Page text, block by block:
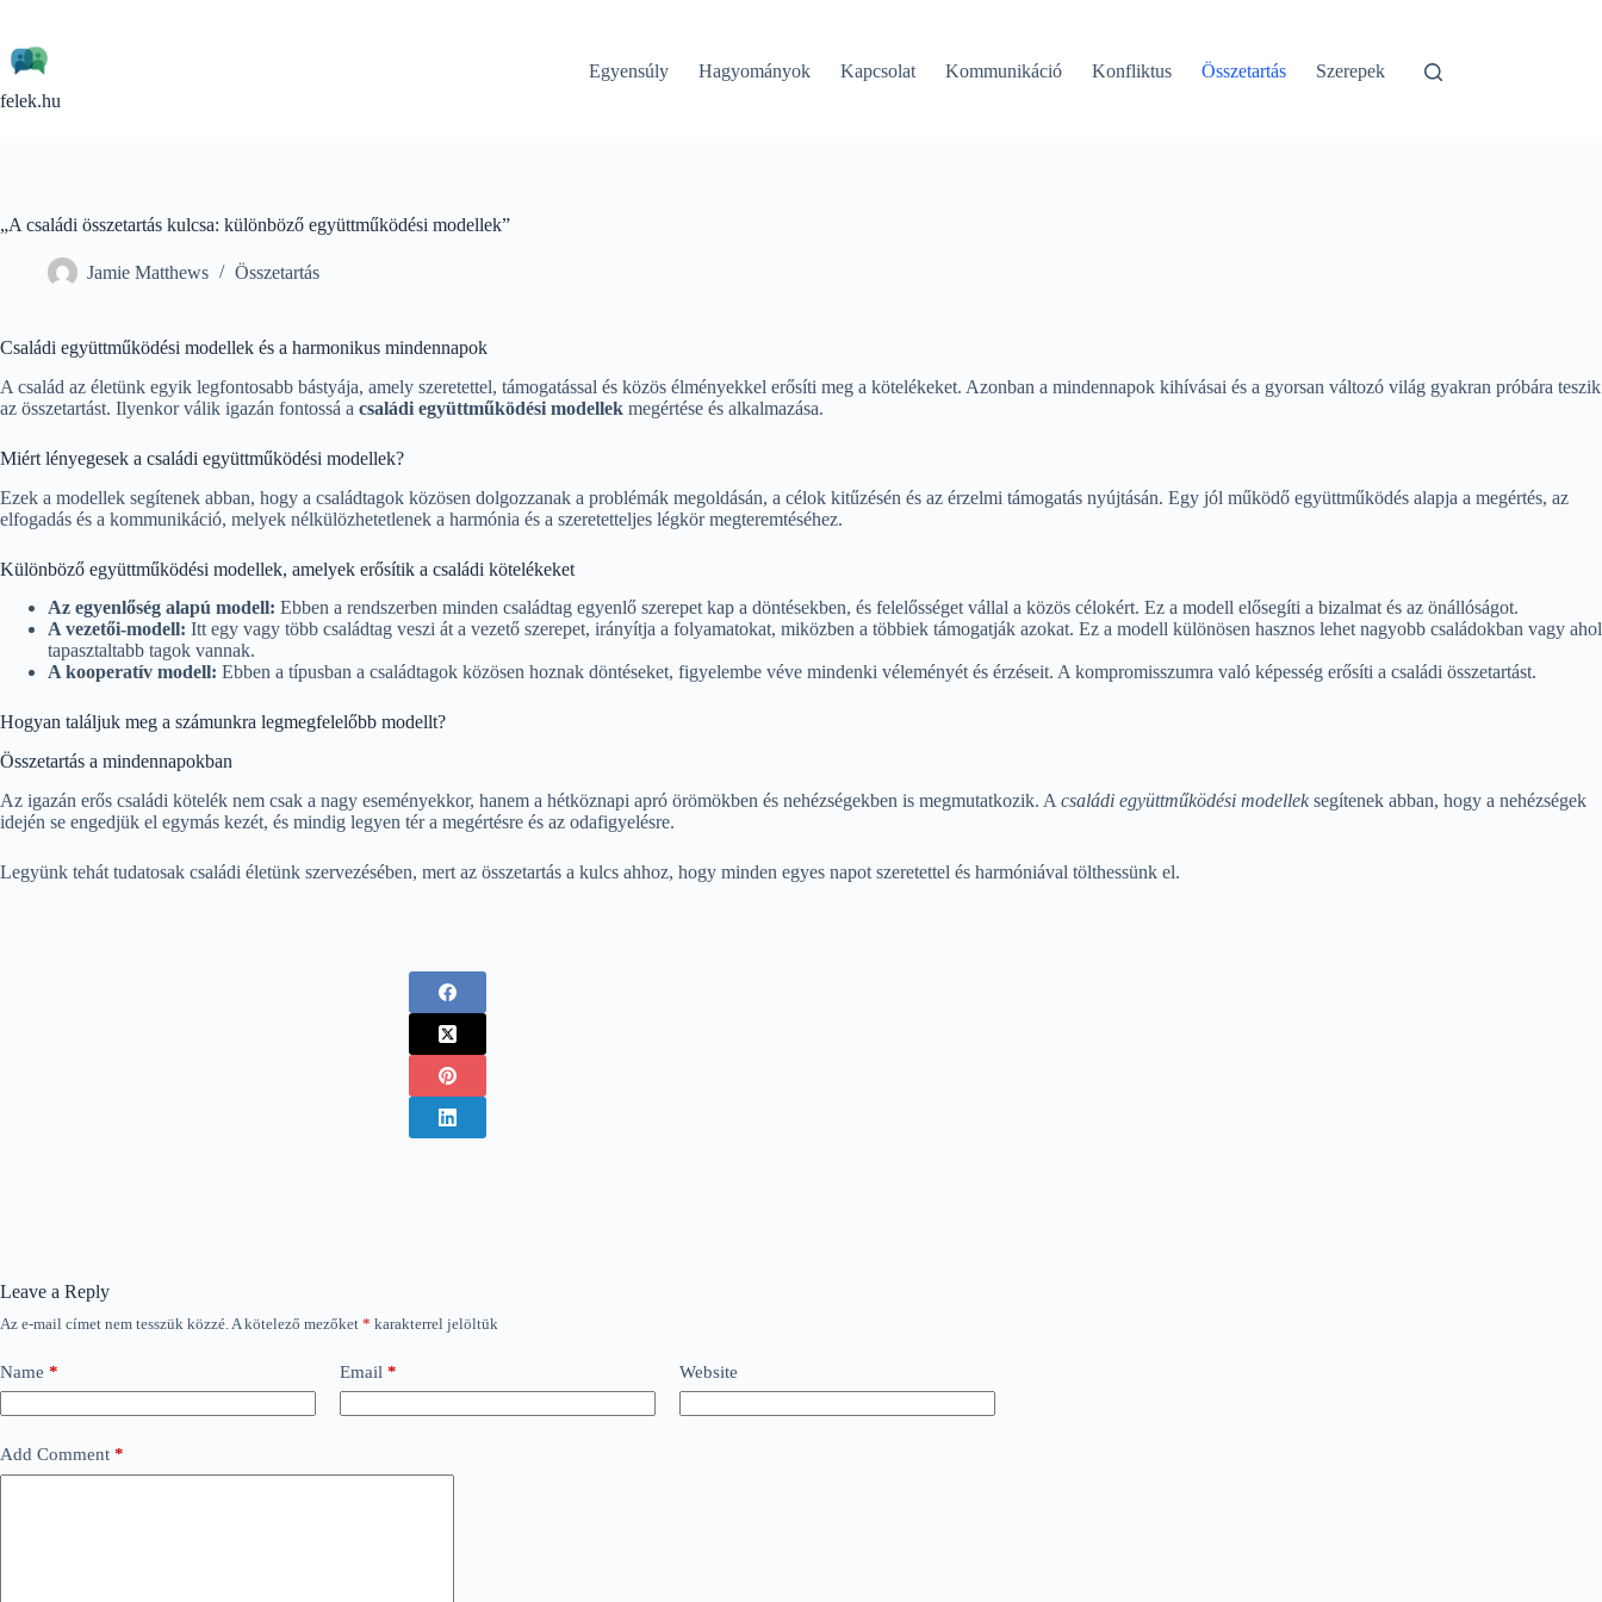
content
felek.hu
Egyensúly Hagyományok Kapcsolat Kommunikáció Konfliktus Összetartás Szerepek
„A családi összetartás kulcsa: különböző együttműködési modellek”
Jamie Matthews Összetartás
Családi együttműködési modellek és a harmonikus mindennapok
A család az életünk egyik legfontosabb bástyája, amely szeretettel, támogatással és közös élményekkel erősíti meg a kötelékeket. Azonban a mindennapok kihívásai és a gyorsan változó világ gyakran próbára teszik
az összetartást. Ilyenkor válik igazán fontossá a családi együttműködési modellek megértése és alkalmazása.
Miért lényegesek a családi együttműködési modellek?
Ezek a modellek segítenek abban, hogy a családtagok közösen dolgozzanak a problémák megoldásán, a célok kitűzésén és az érzelmi támogatás nyújtásán. Egy jól működő együttműködés alapja a megértés, az
elfogadás és a kommunikáció, melyek nélkülözhetetlenek a harmónia és a szeretetteljes légkör megteremtéséhez.
Különböző együttműködési modellek, amelyek erősítik a családi kötelékeket
Az egyenlőség alapú modell: Ebben a rendszerben minden családtag egyenlő szerepet kap a döntésekben, és felelősséget vállal a közös célokért. Ez a modell elősegíti a bizalmat és az önállóságot.
A vezetői-modell: Itt egy vagy több családtag veszi át a vezető szerepet, irányítja a folyamatokat, miközben a többiek támogatják azokat. Ez a modell különösen hasznos lehet nagyobb családokban vagy ahol
tapasztaltabb tagok vannak.
A kooperatív modell: Ebben a típusban a családtagok közösen hoznak döntéseket, figyelembe véve mindenki véleményét és érzéseit. A kompromisszumra való képesség erősíti a családi összetartást.
Hogyan találjuk meg a számunkra legmegfelelőbb modellt?
Összetartás a mindennapokban
Az igazán erős családi kötelék nem csak a nagy eseményekkor, hanem a hétköznapi apró örömökben és nehézségekben is megmutatkozik. A családi együttműködési modellek segítenek abban, hogy a nehézségek
idején se engedjük el egymás kezét, és mindig legyen tér a megértésre és az odafigyelésre.
Legyünk tehát tudatosak családi életünk szervezésében, mert az összetartás a kulcs ahhoz, hogy minden egyes napot szeretettel és harmóniával tölthessünk el.
Leave a Reply
Az e-mail címet nem tesszük közzé. A kötelező mezőket * karakterrel jelöltük
Name * Email * Website
Add Comment *